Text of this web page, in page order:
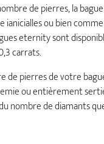
de pierres, la
ianicialles ou bien
eternity sont
carrats.
de pierres de votre
ou entièrement
nombre de diamants